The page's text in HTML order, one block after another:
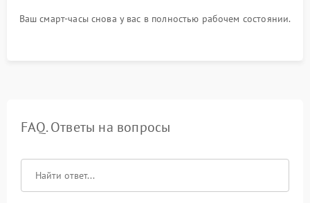
Ваш смарт-часы снова у вас в полностью рабочем состоянии.
FAQ. Ответы на вопросы